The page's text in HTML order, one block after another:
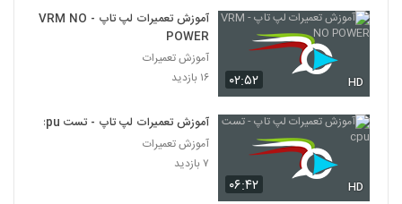
۰۲:۵۲ HD
آموزش تعمیرات لپ تاپ - VRM NO
POWER
آموزش تعمیرات
۱۶ بازدید
۰۶:۴۲ HD
آموزش تعمیرات لپ تاپ - تست cpu
آموزش تعمیرات
۷ بازدید